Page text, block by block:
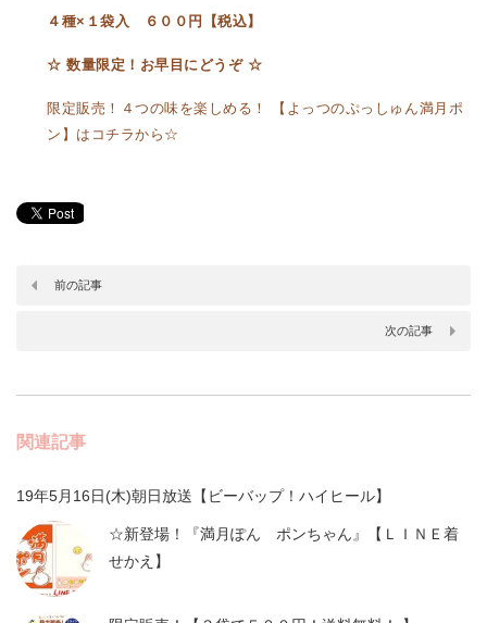
４種×１袋入 ６００円【税込】
☆ 数量限定！お早目にどうぞ ☆
限定販売！４つの味を楽しめる！ 【よっつのぷっしゅん満月ポ
ン】はコチラから☆
前の記事
次の記事
関連記事
19年5月16日(木)朝日放送【ビーバップ！ハイヒール】
☆新登場！『満月ぽん ポンちゃん』【ＬＩＮＥ着
せかえ】